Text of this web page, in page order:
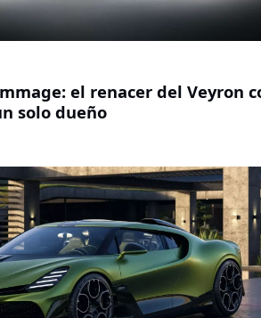
el renacer del Veyron
solo dueño